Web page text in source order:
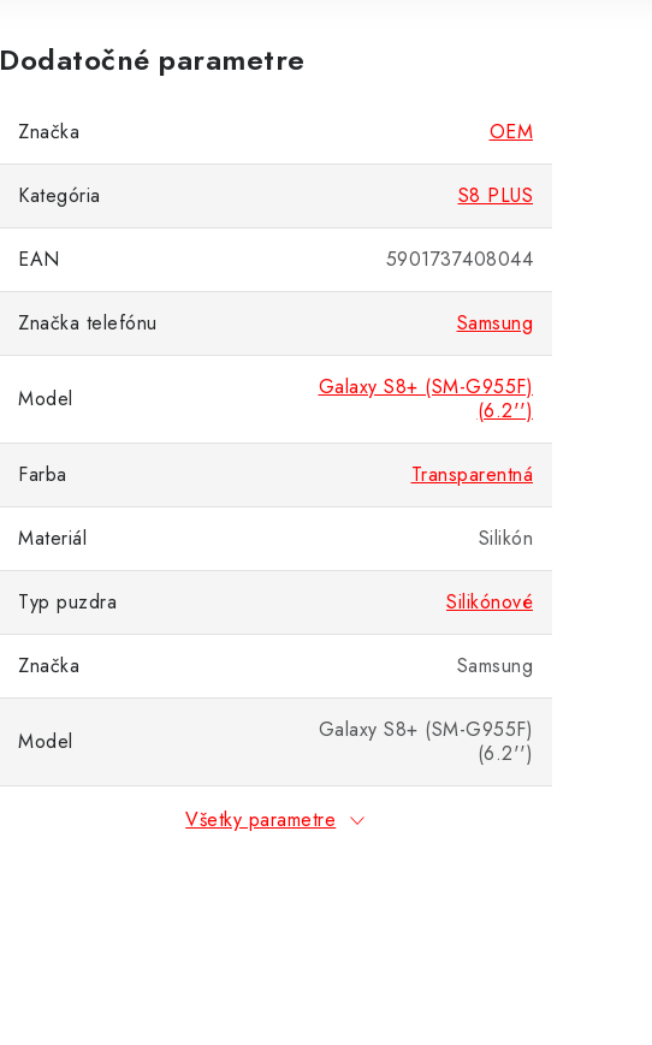
Dodatočné parametre
Značka OEM
Kategória S8 PLUS
EAN 5901737408044
Značka telefónu Samsung
Model
Galaxy S8+ (SM-G955F)
(6.2'')
Farba Transparentná
Materiál Silikón
Typ puzdra Silikónové
Značka Samsung
Model
Galaxy S8+ (SM-G955F)
(6.2'')
Všetky parametre